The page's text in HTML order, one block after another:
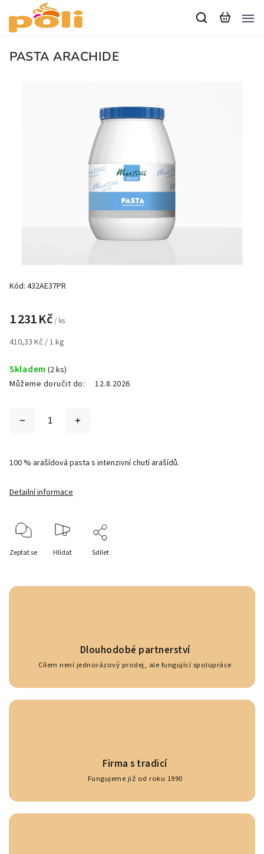
PASTA ARACHIDE
Kód: 432AE37PR
1 231 Kč/ ks
410,33 Kč / 1 kg
Skladem (2 ks)
Můžeme doručit do:
12.8.2026
100 % arašídová pasta s intenzivní chutí arašídů.
Detailní informace
Zeptat se Hlídat Sdílet
Dlouhodobé partnerství
Cílem není jednorázový prodej, ale fungující spolupráce
Firma s tradicí
Fungujeme již od roku 1990